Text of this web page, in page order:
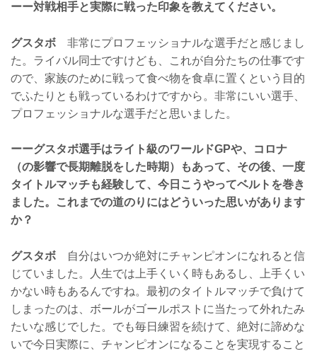
ーー対戦相手と実際に戦った印象を教えてください。
グスタボ 非常にプロフェッショナルな選手だと感じまし
た。ライバル同士ですけども、これが自分たちの仕事です
ので、家族のために戦って食べ物を食卓に置くという目的
でふたりとも戦っているわけですから。非常にいい選手、
プロフェッショナルな選手だと思いました。
ーーグスタボ選手はライト級のワールドGPや、コロナ
（の影響で長期離脱をした時期）もあって、その後、一度
タイトルマッチも経験して、今日こうやってベルトを巻き
ました。これまでの道のりにはどういった思いがあります
か？
グスタボ 自分はいつか絶対にチャンピオンになれると信
じていました。人生では上手くいく時もあるし、上手くい
かない時もあるんですね。最初のタイトルマッチで負けて
しまったのは、ボールがゴールポストに当たって外れたみ
たいな感じでした。でも毎日練習を続けて、絶対に諦めな
いで今日実際に、チャンピオンになることを実現すること